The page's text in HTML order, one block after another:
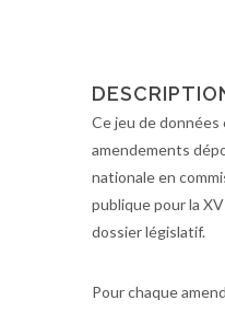
Ce jeu de données
amendements
nationale en
publique pour la
dossier législatif.
Pour chaque